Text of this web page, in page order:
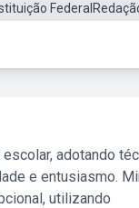
adotando
e entusiasmo.
utilizando